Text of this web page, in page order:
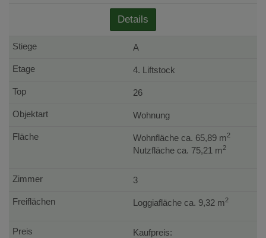
Details
A
4. Liftstock
26
Wohnung
Wohnfläche ca. 65,89 m2
Nutzfläche ca. 75,21 m2
3
Loggiafläche ca. 9,32 m2
Kaufpreis: